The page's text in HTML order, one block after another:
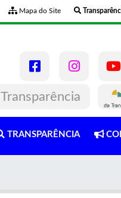
Mapa do Site
Transparência
TRANSPARÊNCIA